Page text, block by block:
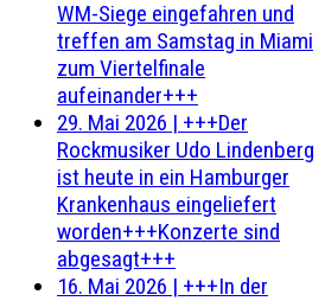
WM-Siege eingefahren und
treffen am Samstag in Miami
zum Viertelfinale
aufeinander+++
29. Mai 2026 | +++Der
Rockmusiker Udo Lindenberg
ist heute in ein Hamburger
Krankenhaus eingeliefert
worden+++Konzerte sind
abgesagt+++
16. Mai 2026 | +++In der